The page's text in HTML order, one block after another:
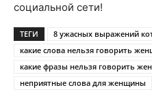
социальной сети!
ТЕГИ
8 ужасных выражений
какие слова нельзя говорить
какие фразы нельзя говорить
неприятные слова для женщины